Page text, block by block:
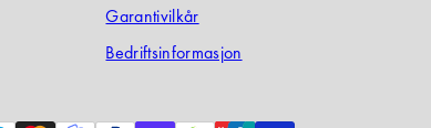
Garanti­vilkår
Bedriftsinformasjon